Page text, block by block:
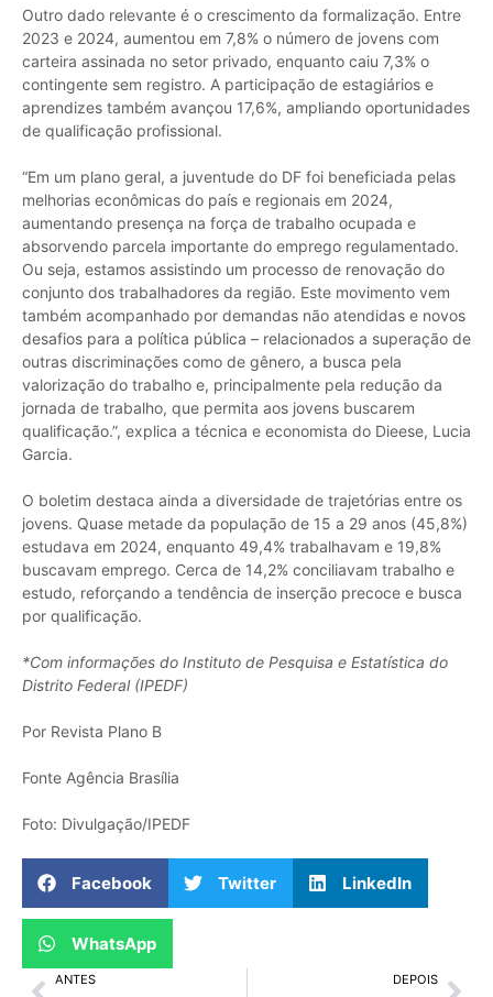
Outro dado relevante é o crescimento da formalização. Entre
2023 e 2024, aumentou em 7,8% o número de jovens com
carteira assinada no setor privado, enquanto caiu 7,3% o
contingente sem registro. A participação de estagiários e
aprendizes também avançou 17,6%, ampliando oportunidades
de qualificação profissional.
“Em um plano geral, a juventude do DF foi beneficiada pelas
melhorias econômicas do país e regionais em 2024,
aumentando presença na força de trabalho ocupada e
absorvendo parcela importante do emprego regulamentado.
Ou seja, estamos assistindo um processo de renovação do
conjunto dos trabalhadores da região. Este movimento vem
também acompanhado por demandas não atendidas e novos
desafios para a política pública – relacionados a superação de
outras discriminações como de gênero, a busca pela
valorização do trabalho e, principalmente pela redução da
jornada de trabalho, que permita aos jovens buscarem
qualificação.”, explica a técnica e economista do Dieese, Lucia
Garcia.
O boletim destaca ainda a diversidade de trajetórias entre os
jovens. Quase metade da população de 15 a 29 anos (45,8%)
estudava em 2024, enquanto 49,4% trabalhavam e 19,8%
buscavam emprego. Cerca de 14,2% conciliavam trabalho e
estudo, reforçando a tendência de inserção precoce e busca
por qualificação.
*Com informações do Instituto de Pesquisa e Estatística do
Distrito Federal (IPEDF)
Por Revista Plano B
Fonte Agência Brasília
Foto: Divulgação/IPEDF
Facebook Twitter LinkedIn
WhatsApp
ANTES DEPOIS